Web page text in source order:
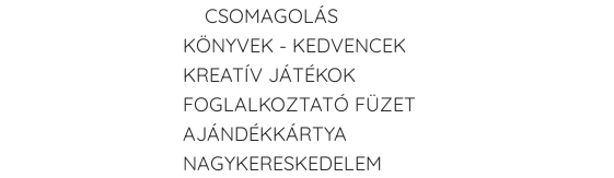
CSOMAGOLÁS
KÖNYVEK - KEDVENCEK
KREATÍV JÁTÉKOK
FOGLALKOZTATÓ FÜZET
AJÁNDÉKKÁRTYA
NAGYKERESKEDELEM